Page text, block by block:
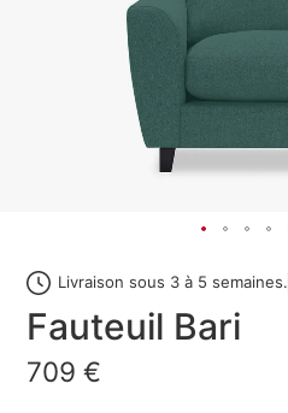
Livraison sous 3 à 5 semaines.
Fauteuil Bari
709 €